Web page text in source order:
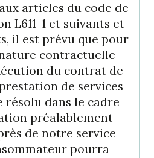
articles du code de
L611-1 et suivants et
il est prévu que pour
contractuelle
du contrat de
de services
résolu dans le cadre
préalablement
de notre service
pourra